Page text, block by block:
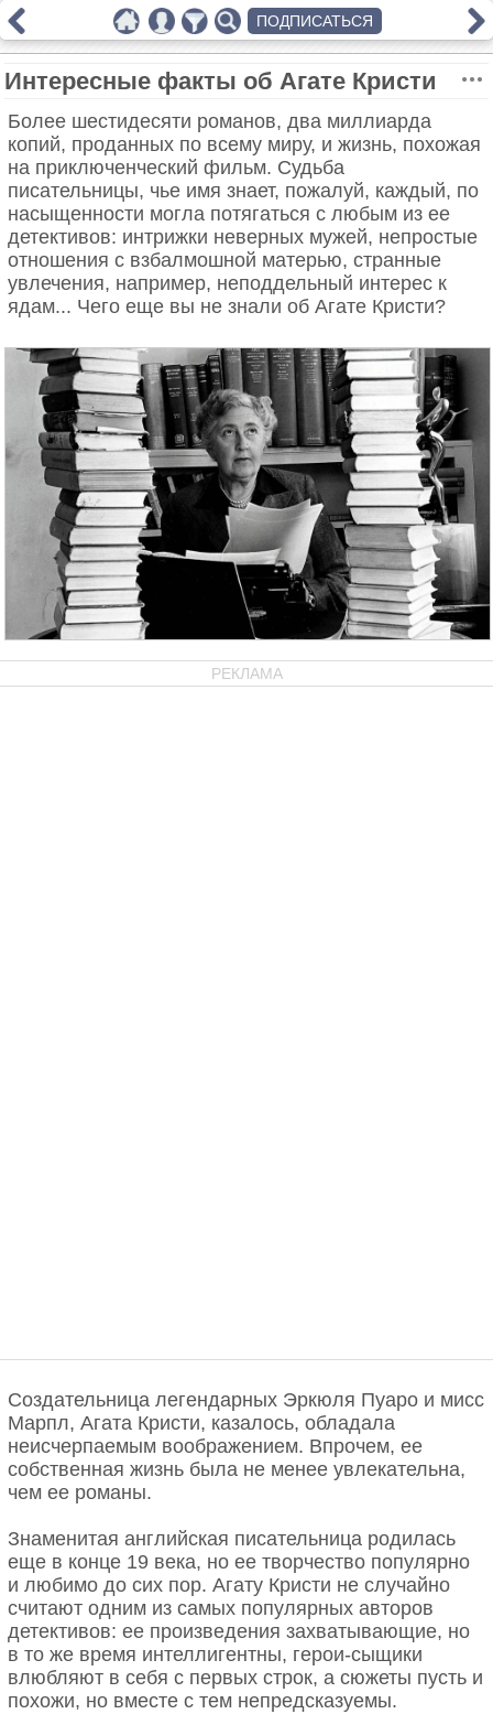
Интересные факты об Агате Кристи
Более шестидесяти романов, два миллиарда
копий, проданных по всему миру, и жизнь, похожая
на приключенческий фильм. Судьба
писательницы, чье имя знает, пожалуй, каждый, по
насыщенности могла потягаться с любым из ее
детективов: интрижки неверных мужей, непростые
отношения с взбалмошной матерью, странные
увлечения, например, неподдельный интерес к
ядам... Чего еще вы не знали об Агате Кристи?
РЕКЛАМА
Создательница легендарных Эркюля Пуаро и мисс
Марпл, Агата Кристи, казалось, обладала
неисчерпаемым воображением. Впрочем, ее
собственная жизнь была не менее увлекательна,
чем ее романы.
Знаменитая английская писательница родилась
еще в конце 19 века, но ее творчество популярно
и любимо до сих пор. Агату Кристи не случайно
считают одним из самых популярных авторов
детективов: ее произведения захватывающие, но
в то же время интеллигентны, герои-сыщики
влюбляют в себя с первых строк, а сюжеты пусть и
похожи, но вместе с тем непредсказуемы.
ПОДПИСАТЬСЯ